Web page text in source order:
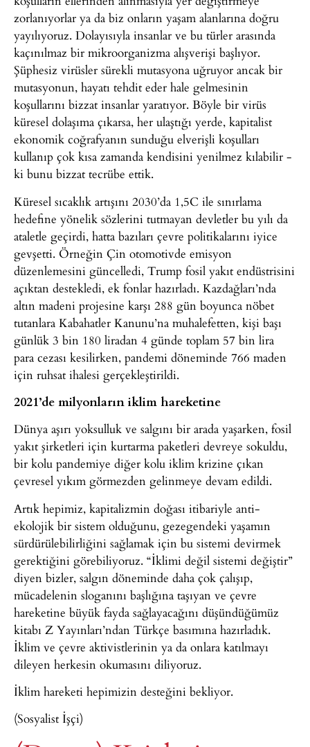
zorlanıyorlar ya da biz onların yaşam alanlarına doğru
yayılıyoruz. Dolayısıyla insanlar ve bu türler arasında
kaçınılmaz bir mikroorganizma alışverişi başlıyor.
Şüphesiz virüsler sürekli mutasyona uğruyor ancak bir
mutasyonun, hayatı tehdit eder hale gelmesinin
koşullarını bizzat insanlar yaratıyor. Böyle bir virüs
küresel dolaşıma çıkarsa, her ulaştığı yerde, kapitalist
ekonomik coğrafyanın sunduğu elverişli koşulları
kullanıp çok kısa zamanda kendisini yenilmez kılabilir -
ki bunu bizzat tecrübe ettik.
Küresel sıcaklık artışını 2030’da 1,5C ile sınırlama
hedefine yönelik sözlerini tutmayan devletler bu yılı da
ataletle geçirdi, hatta bazıları çevre politikalarını iyice
gevşetti. Örneğin Çin otomotivde emisyon
düzenlemesini güncelledi, Trump fosil yakıt endüstrisini
açıktan destekledi, ek fonlar hazırladı. Kazdağları’nda
altın madeni projesine karşı 288 gün boyunca nöbet
tutanlara Kabahatler Kanunu’na muhalefetten, kişi başı
günlük 3 bin 180 liradan 4 günde toplam 57 bin lira
para cezası kesilirken, pandemi döneminde 766 maden
için ruhsat ihalesi gerçekleştirildi.
2021’de milyonların iklim hareketine
Dünya aşırı yoksulluk ve salgını bir arada yaşarken, fosil
yakıt şirketleri için kurtarma paketleri devreye sokuldu,
bir kolu pandemiye diğer kolu iklim krizine çıkan
çevresel yıkım görmezden gelinmeye devam edildi.
Artık hepimiz, kapitalizmin doğası itibariyle anti-
ekolojik bir sistem olduğunu, gezegendeki yaşamın
sürdürülebilirliğini sağlamak için bu sistemi devirmek
gerektiğini görebiliyoruz. “İklimi değil sistemi değiştir”
diyen bizler, salgın döneminde daha çok çalışıp,
mücadelenin sloganını başlığına taşıyan ve çevre
hareketine büyük fayda sağlayacağını düşündüğümüz
kitabı Z Yayınları’ndan Türkçe basımına hazırladık.
İklim ve çevre aktivistlerinin ya da onlara katılmayı
dileyen herkesin okumasını diliyoruz.
İklim hareketi hepimizin desteğini bekliyor.
(Sosyalist İşçi)